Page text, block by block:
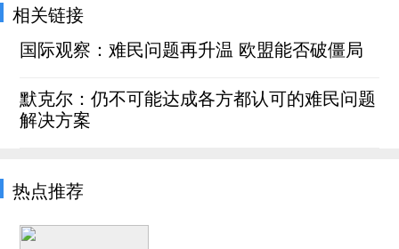
相关链接
国际观察：难民问题再升温 欧盟能否破僵局
默克尔：仍不可能达成各方都认可的难民问题
解决方案
热点推荐